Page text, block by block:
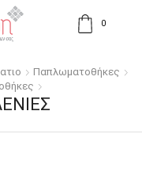
0
Παπλωματοθήκες